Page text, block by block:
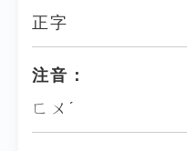
正字
注音：
ㄈㄨˊ